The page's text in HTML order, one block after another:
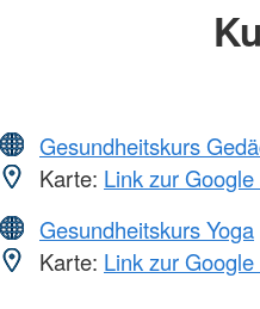
Gesundheitskurs
Karte: Link zur
Gesundheitskurs Yoga
Karte: Link zur